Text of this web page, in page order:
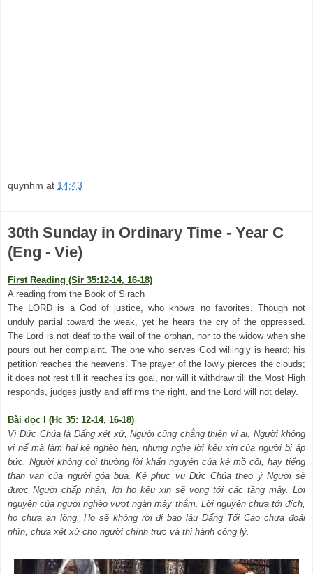
quynhm at 14:43
30th Sunday in Ordinary Time - Year C
(Eng - Vie)
First Reading (Sir 35:12-14, 16-18)
A reading from the Book of Sirach
The LORD is a God of justice, who knows no favorites. Though not
unduly partial toward the weak, yet he hears the cry of the oppressed.
The Lord is not deaf to the wail of the orphan, nor to the widow when she
pours out her complaint. The one who serves God willingly is heard; his
petition reaches the heavens. The prayer of the lowly pierces the clouds;
it does not rest till it reaches its goal, nor will it withdraw till the Most High
responds, judges justly and affirms the right, and the Lord will not delay.
Bài đọc I (Hc 35: 12-14, 16-18)
Vì Đức Chúa là Đấng xét xử, Người cũng chẳng thiên vị ai. Người không
vị nể mà làm hại kẻ nghèo hèn, nhưng nghe lời kêu xin của người bị áp
bức. Người không coi thường lời khấn nguyện của kẻ mồ côi, hay tiếng
than van của người góa bụa. Kẻ phục vụ Đức Chúa theo ý Người sẽ
được Người chấp nhận, lời họ kêu xin sẽ vọng tới các tầng mây. Lời
nguyện của người nghèo vượt ngàn mây thẳm. Lời nguyện chưa tới đích,
họ chưa an lòng. Họ sẽ không rời đi bao lâu Đấng Tối Cao chưa đoái
nhìn, chưa xét xử cho người chính trực và thi hành công lý.